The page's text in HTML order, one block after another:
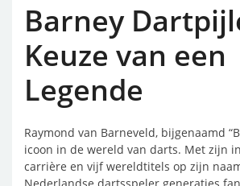
Barney
Keuze van een
Legende
Raymond van Barneveld, bijgenaamd
icoon in de wereld van darts. Met zijn
carrière en vijf wereldtitels op zijn